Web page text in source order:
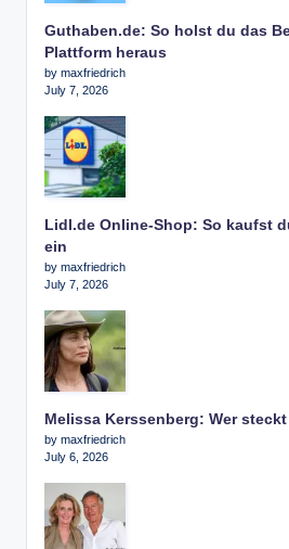
Guthaben.de: So holst du das
Plattform heraus
by maxfriedrich
July 7, 2026
Lidl.de Online-Shop: So kaufst
ein
by maxfriedrich
July 7, 2026
Melissa Kerssenberg: Wer
by maxfriedrich
July 6, 2026